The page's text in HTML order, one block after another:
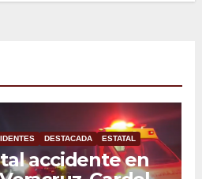
DESTACADA ESTATAL
accidente en